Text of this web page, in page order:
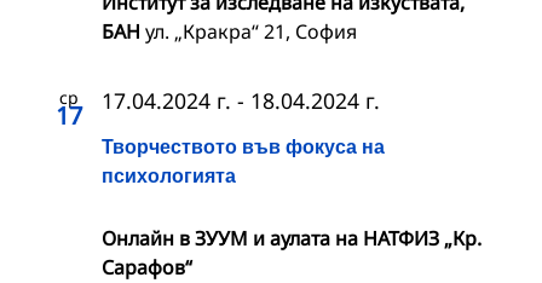
БАН ул. „Кракра“ 21, София
ср
17
Творчеството във фокуса на
психологията
17.04.2024 г. - 18.04.2024 г.
Онлайн в ЗУУМ и аулата на НАТФИЗ „Кр.
Сарафов“